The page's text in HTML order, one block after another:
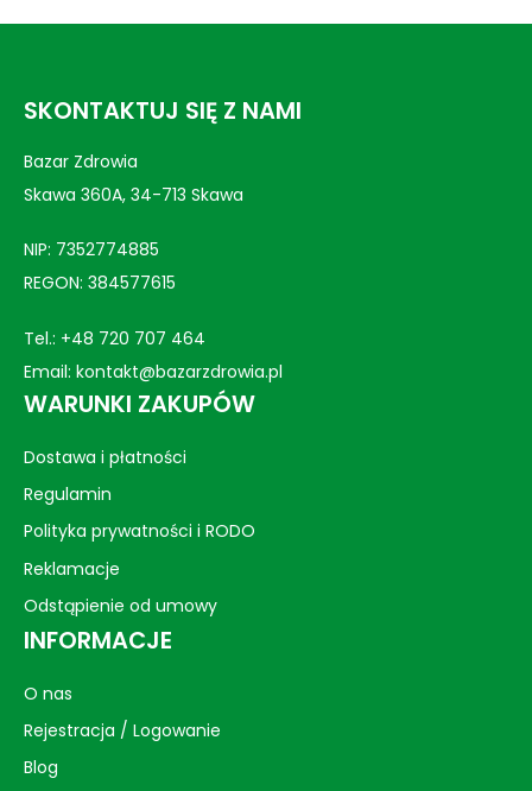
309,00 zł.
SKONTAKTUJ SIĘ Z NAMI
Bazar Zdrowia
Skawa 360A, 34-713 Skawa
NIP: 7352774885
REGON: 384577615
Tel.: +48 720 707 464
Email: kontakt@bazarzdrowia.pl
WARUNKI ZAKUPÓW
Dostawa i płatności
Regulamin
Polityka prywatności i RODO
Reklamacje
Odstąpienie od umowy
INFORMACJE
O nas
Rejestracja / Logowanie
Blog